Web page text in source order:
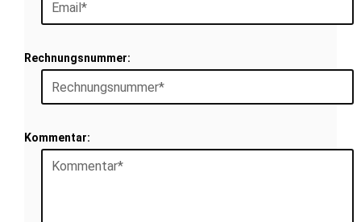
Rechnungsnummer:
Kommentar: